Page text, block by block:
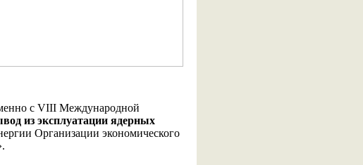
с VIII Международной
из эксплуатации ядерных
Организации экономического